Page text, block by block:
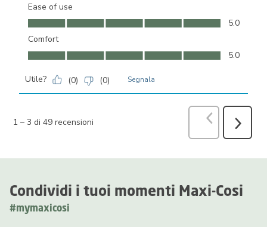
Condividi i tuoi momenti Maxi-Cosi
#mymaxicosi
Ease of use
Ease of use, 5.0 su 5
5.0
Comfort
Comfort, 5.0 su 5
5.0
Utile? (0) (0) Segnala
1 – 3 di 49 recensioni Precedente